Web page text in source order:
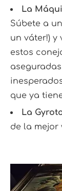
La
Súbete a
un váter!)
estos
que ya
La
de la mejor